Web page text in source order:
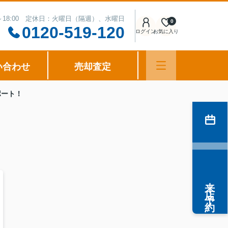
18:00 定休日：火曜日（隔週）、水曜日
0120-519-120 ログインお気に入り
0
合わせ 売却査定
ト！
来店予約